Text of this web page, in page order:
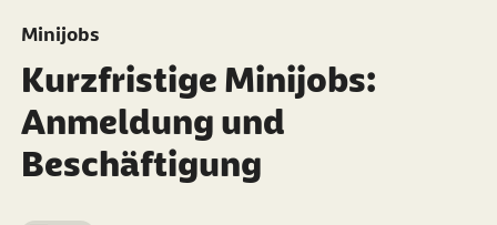
Minijobs
Kurzfristige Minijobs:
Anmeldung und
Beschäftigung